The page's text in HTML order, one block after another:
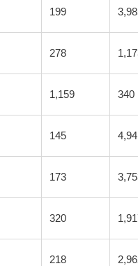
199
278
1,159 340
145
173
320
218